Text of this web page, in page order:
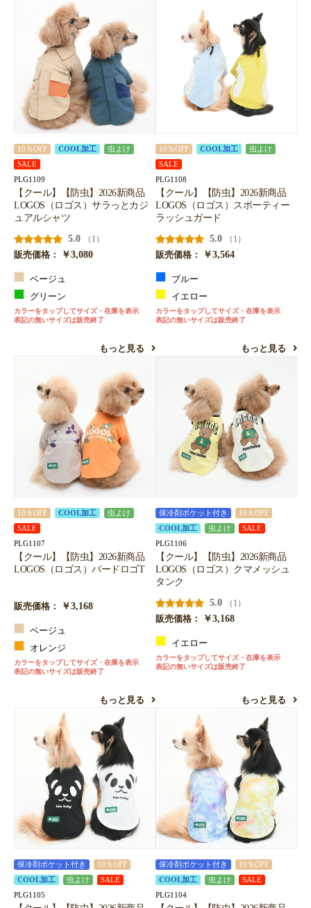
10％OFF COOL加工
虫よけ
SALE
PLG1109
【クール】【防虫】2026新商品
LOGOS（ロゴス）サラっとカジ
ュアルシャツ
5.0
（1）
販売価格：
￥3,080
ベージュ
グリーン
カラーをタップしてサイズ・在庫を表示
表記の無いサイズは販売終了
もっと見る
10％OFF COOL加工
虫よけ
SALE
PLG1108
【クール】【防虫】2026新商品
LOGOS（ロゴス）スポーティー
ラッシュガード
5.0
（1）
販売価格：
￥3,564
ブルー
イエロー
カラーをタップしてサイズ・在庫を表示
表記の無いサイズは販売終了
もっと見る
10％OFF COOL加工
虫よけ
SALE
PLG1107
【クール】【防虫】2026新商品
LOGOS（ロゴス）バードロゴT
販売価格： ￥3,168
ベージュ
オレンジ
カラーをタップしてサイズ・在庫を表示
表記の無いサイズは販売終了
もっと見る
保冷剤ポケット付き
10％OFF
COOL加工
虫よけ SALE
PLG1106
【クール】【防虫】2026新商品
LOGOS（ロゴス）クマメッシュ
タンク
5.0
（1）
販売価格：
￥3,168
イエロー
カラーをタップしてサイズ・在庫を表示
表記の無いサイズは販売終了
もっと見る
保冷剤ポケット付き
10％OFF
COOL加工
虫よけ SALE
PLG1105
保冷剤ポケット付き
10％OFF
COOL加工
虫よけ SALE
PLG1104